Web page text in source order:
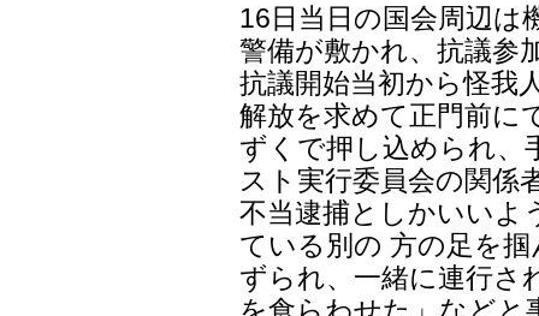
16日当日の国会周辺は
警備が敷かれ、抗議参
抗議開始当初から怪我
解放を求めて正門前に
ずくで押し込められ、
スト実行委員会の関係
不当逮捕としかいいよ
ている別の 方の足を
ずられ、一緒に連行さ